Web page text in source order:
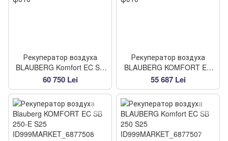
Рекуператор воздуха
BLAUBERG Komfort EC SB
550 S25
60 750 Lei
Рекуператор воздуха
BLAUBERG KOMFORT EC
SB350-E S25
55 687 Lei